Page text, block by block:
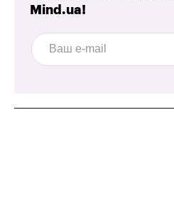
Mind.ua!